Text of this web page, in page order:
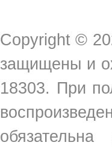
Copyright ©
защищены и
18303. При